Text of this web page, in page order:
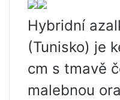
Hybridní
(Tunisko) je
cm s tmavě
malebnou